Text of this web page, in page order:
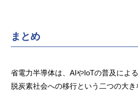
まとめ
省電力半導体は、AIやIoTの普及によ
脱炭素社会への移行という二つの大き